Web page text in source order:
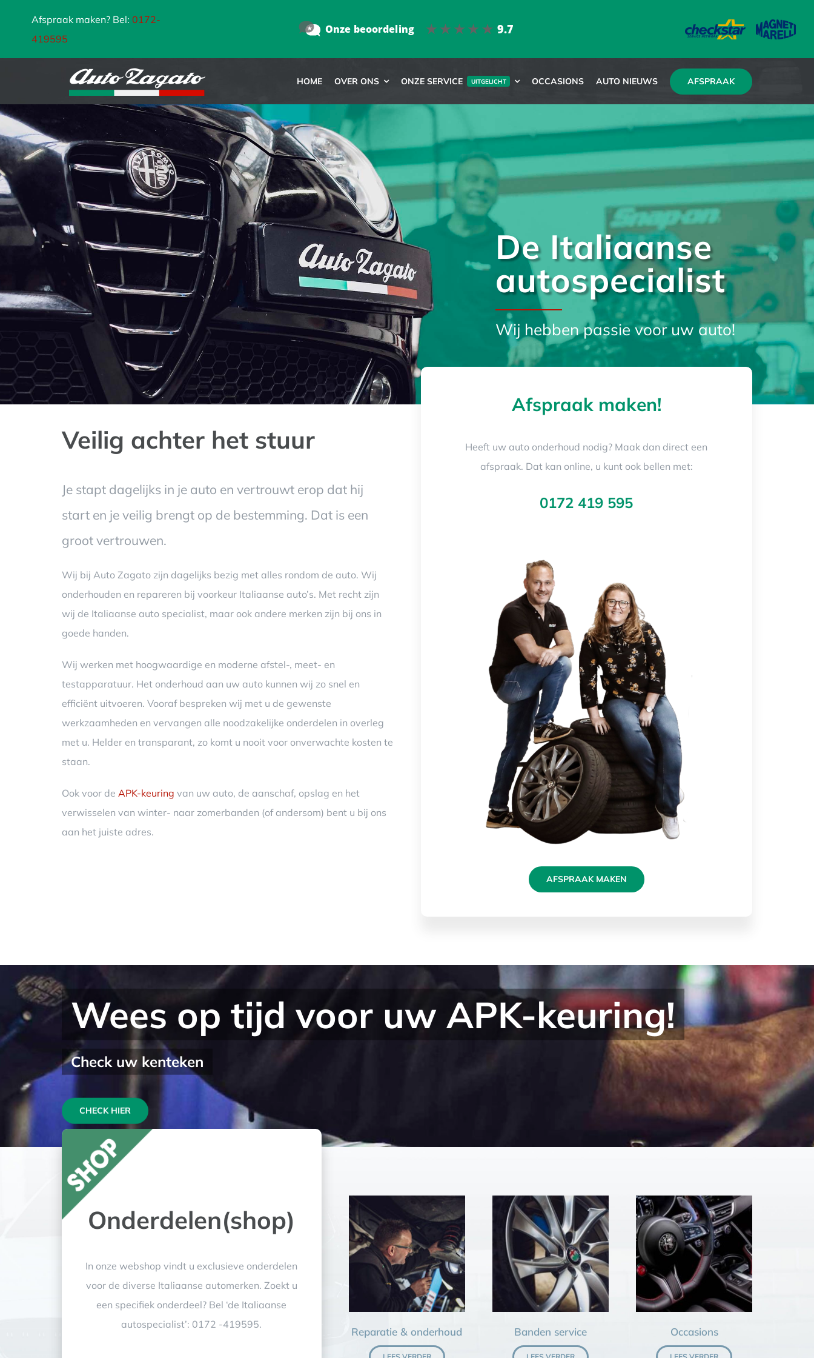
Afspraak maken? Bel: 0172-
419595
HOME OVER ONS ONZE SERVICE UITGELICHT OCCASIONS AUTO NIEUWS AFSPRAAK
De Italiaanse
autospecialist
Wij hebben passie voor uw auto!
Veilig achter het stuur
Je stapt dagelijks in je auto en vertrouwt erop dat hij
start en je veilig brengt op de bestemming. Dat is een
groot vertrouwen.
Wij bij Auto Zagato zijn dagelijks bezig met alles rondom de auto. Wij
onderhouden en repareren bij voorkeur Italiaanse auto’s. Met recht zijn
wij de Italiaanse auto specialist, maar ook andere merken zijn bij ons in
goede handen.
Wij werken met hoogwaardige en moderne afstel-, meet- en
testapparatuur. Het onderhoud aan uw auto kunnen wij zo snel en
efficiënt uitvoeren. Vooraf bespreken wij met u de gewenste
werkzaamheden en vervangen alle noodzakelijke onderdelen in overleg
met u. Helder en transparant, zo komt u nooit voor onverwachte kosten te
staan.
Ook voor de APK-keuring van uw auto, de aanschaf, opslag en het
verwisselen van winter- naar zomerbanden (of andersom) bent u bij ons
aan het juiste adres.
Afspraak maken!
Heeft uw auto onderhoud nodig? Maak dan direct een
afspraak. Dat kan online, u kunt ook bellen met:
0172 419 595
AFSPRAAK MAKEN
Wees op tijd voor uw APK-keuring!
Check uw kenteken
CHECK HIER
Onderdelen(shop)
In onze webshop vindt u exclusieve onderdelen
voor de diverse Italiaanse automerken. Zoekt u
een specifiek onderdeel? Bel ‘de Italiaanse
autospecialist’: 0172 -419595.
Reparatie & onderhoud Banden service Occasions